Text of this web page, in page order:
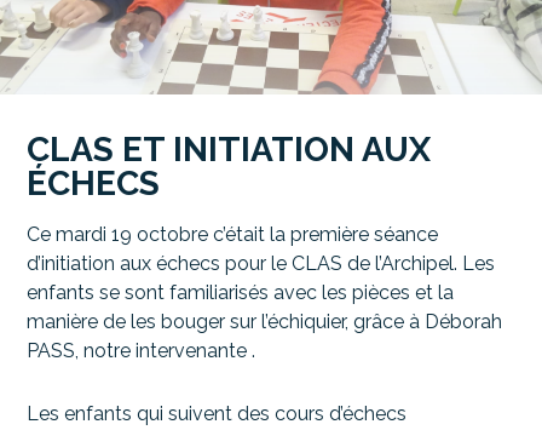
CLAS ET INITIATION AUX
ÉCHECS
Ce mardi 19 octobre c’était la première séance
d’initiation aux échecs pour le CLAS de l’Archipel. Les
enfants se sont familiarisés avec les pièces et la
manière de les bouger sur l’échiquier, grâce à Déborah
PASS, notre intervenante .
Les enfants qui suivent des cours d’échecs